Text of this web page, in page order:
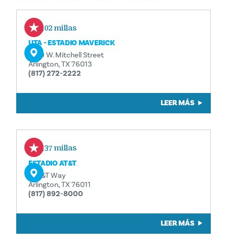
1,02 millas
UTA - ESTADIO MAVERICK
1309 W. Mitchell Street
Arlington, TX 76013
(817) 272-2222
LEER MÁS
1,37 millas
ESTADIO AT&T
1 AT&T Way
Arlington, TX 76011
(817) 892-8000
LEER MÁS